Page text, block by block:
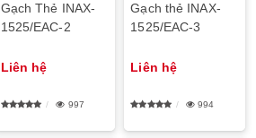
Gạch Thẻ INAX-
1525/EAC-2
Liên hệ
997
Gạch thẻ INAX-
1525/EAC-3
Liên hệ
994